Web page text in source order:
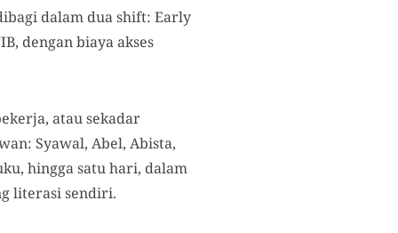
dalam dua shift: Early
dengan biaya akses
atau sekadar
Syawal, Abel, Abista,
hingga satu hari, dalam
literasi sendiri.